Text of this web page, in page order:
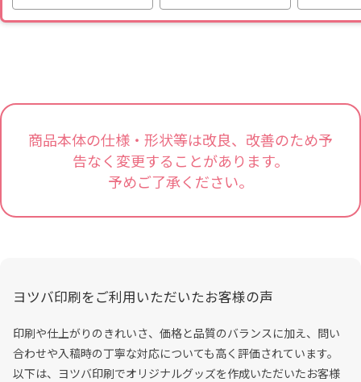
商品本体の仕様・形状等は改良、改善のため予
告なく変更することがあります。
予めご了承ください。
ヨツバ印刷をご利用いただいたお客様の声
印刷や仕上がりのきれいさ、価格と品質のバランスに加え、問い
合わせや入稿時の丁寧な対応についても高く評価されています。
以下は、ヨツバ印刷でオリジナルグッズを作成いただいたお客様